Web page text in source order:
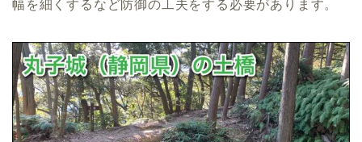
幅を細くするなど防御の工夫をする必要があります。